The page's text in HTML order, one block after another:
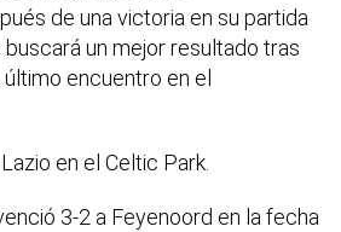
de una victoria en su partida
un mejor resultado tras
encuentro en el
en el Celtic Park.
3-2 a Feyenoord en la fecha